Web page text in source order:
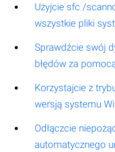
Użyjcie sfc /
wszystkie pliki
Sprawdźcie swój
błędów za
Korzystajcie z
wersją systemu
Odłączcie
automatycznego